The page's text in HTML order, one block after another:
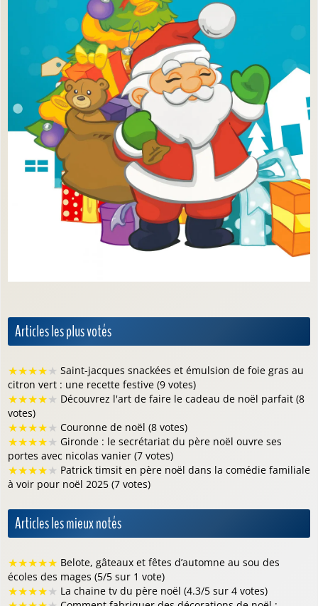
Articles les plus votés
★★★★★ Saint-jacques snackées et émulsion de foie gras au
citron vert : une recette festive (9 votes)
★★★★★ Découvrez l'art de faire le cadeau de noël parfait (8
votes)
★★★★★ Couronne de noël (8 votes)
★★★★★ Gironde : le secrétariat du père noël ouvre ses
portes avec nicolas vanier (7 votes)
★★★★★ Patrick timsit en père noël dans la comédie familiale
à voir pour noël 2025 (7 votes)
Articles les mieux notés
★★★★★ Belote, gâteaux et fêtes d’automne au sou des
écoles des mages (5/5 sur 1 vote)
★★★★★ La chaine tv du père noël (4.3/5 sur 4 votes)